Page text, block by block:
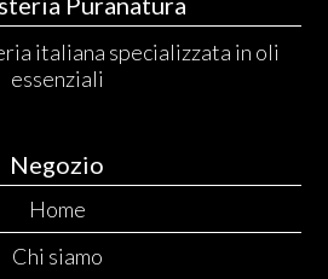
italiana specializzata in oli
essenziali
Negozio
Home
Chi siamo